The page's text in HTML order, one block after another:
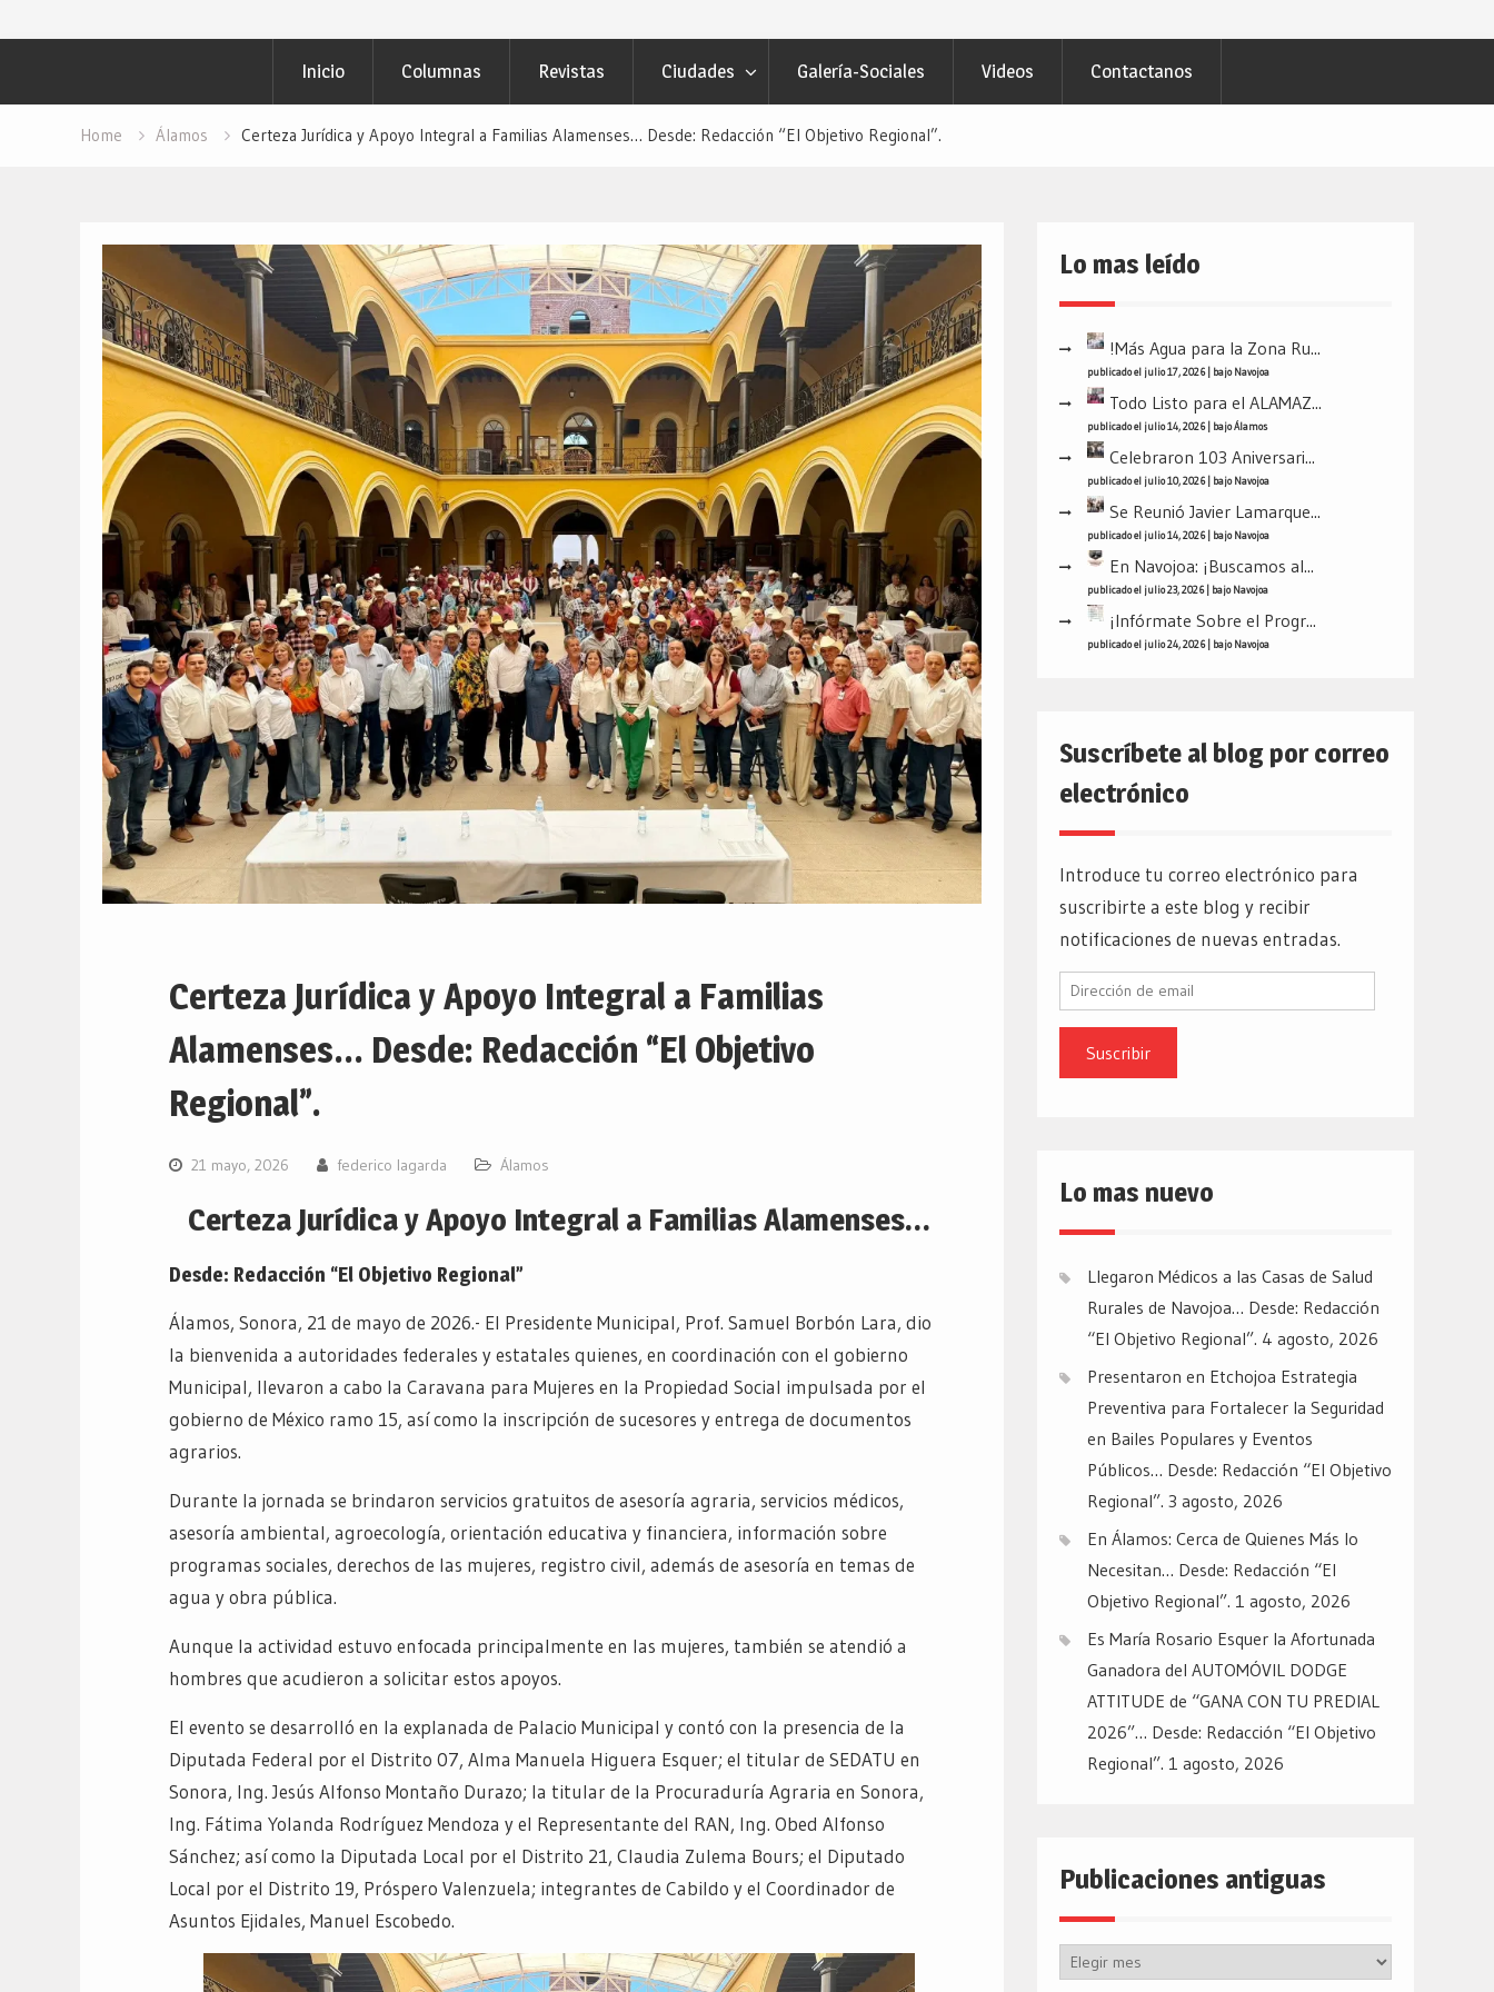
Inicio Columnas Revistas Ciudades Galería-Sociales Videos Contactanos
Home Álamos Certeza Jurídica y Apoyo Integral a Familias Alamenses… Desde: Redacción “El Objetivo Regional”.
Certeza Jurídica y Apoyo Integral a Familias
Alamenses… Desde: Redacción “El Objetivo
Regional”.
21 mayo, 2026 federico lagarda Álamos
Certeza Jurídica y Apoyo Integral a Familias Alamenses…
Desde: Redacción “El Objetivo Regional”
Álamos, Sonora, 21 de mayo de 2026.- El Presidente Municipal, Prof. Samuel Borbón Lara, dio
la bienvenida a autoridades federales y estatales quienes, en coordinación con el gobierno
Municipal, llevaron a cabo la Caravana para Mujeres en la Propiedad Social impulsada por el
gobierno de México ramo 15, así como la inscripción de sucesores y entrega de documentos
agrarios.
Durante la jornada se brindaron servicios gratuitos de asesoría agraria, servicios médicos,
asesoría ambiental, agroecología, orientación educativa y financiera, información sobre
programas sociales, derechos de las mujeres, registro civil, además de asesoría en temas de
agua y obra pública.
Aunque la actividad estuvo enfocada principalmente en las mujeres, también se atendió a
hombres que acudieron a solicitar estos apoyos.
El evento se desarrolló en la explanada de Palacio Municipal y contó con la presencia de la
Diputada Federal por el Distrito 07, Alma Manuela Higuera Esquer; el titular de SEDATU en
Sonora, Ing. Jesús Alfonso Montaño Durazo; la titular de la Procuraduría Agraria en Sonora,
Ing. Fátima Yolanda Rodríguez Mendoza y el Representante del RAN, Ing. Obed Alfonso
Sánchez; así como la Diputada Local por el Distrito 21, Claudia Zulema Bours; el Diputado
Local por el Distrito 19, Próspero Valenzuela; integrantes de Cabildo y el Coordinador de
Asuntos Ejidales, Manuel Escobedo.
Lo mas leído
!Más Agua para la Zona Ru...
publicado el julio 17, 2026| bajoNavojoa
Todo Listo para el ALAMAZ...
publicado el julio 14, 2026| bajoÁlamos
Celebraron 103 Aniversari...
publicado el julio 10, 2026| bajoNavojoa
Se Reunió Javier Lamarque...
publicado el julio 14, 2026| bajoNavojoa
En Navojoa: ¡Buscamos al...
publicado el julio 23, 2026| bajoNavojoa
¡Infórmate Sobre el Progr...
publicado el julio 24, 2026| bajoNavojoa
Suscríbete al blog por correo
electrónico
Introduce tu correo electrónico para
suscribirte a este blog y recibir
notificaciones de nuevas entradas.
Dirección
email
Lo mas nuevo
Llegaron Médicos a las Casas de Salud
Rurales de Navojoa… Desde: Redacción
“El Objetivo Regional”. 4 agosto, 2026
Presentaron en Etchojoa Estrategia
Preventiva para Fortalecer la Seguridad
en Bailes Populares y Eventos
Públicos… Desde: Redacción “El Objetivo
Regional”. 3 agosto, 2026
En Álamos: Cerca de Quienes Más lo
Necesitan… Desde: Redacción “El
Objetivo Regional”. 1 agosto, 2026
Es María Rosario Esquer la Afortunada
Ganadora del AUTOMÓVIL DODGE
ATTITUDE de “GANA CON TU PREDIAL
2026”… Desde: Redacción “El Objetivo
Regional”. 1 agosto, 2026
Publicaciones antiguas
Publicaciones